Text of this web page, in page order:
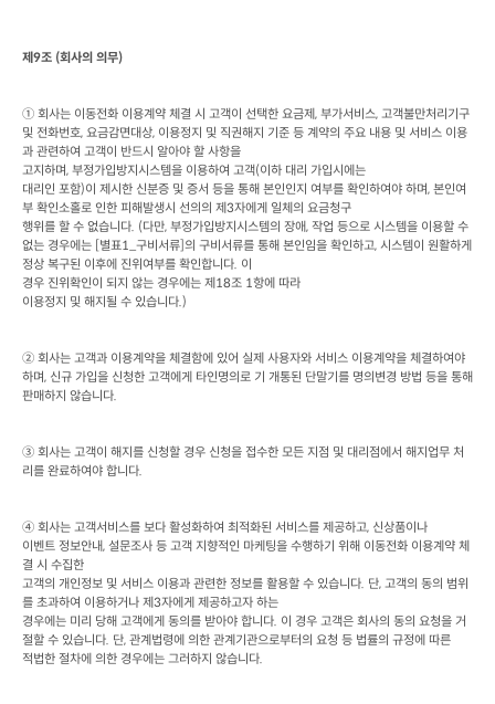
제 9조 (회사의 의무)
① 회사는 이동전화 이용계약 체결 시 고객이 선택한 요금제 , 부가서비스, 고객불만처리기구
및 전화번호, 요금감면대상, 이용정지 및 직권해지 기준 등 계약의 주요 내용 및 서비스 이용
과 관련하여 고객이 반드시 알아야 할 사항을
고지하며, 부정가입방지시스템을 이용하여 고객(이하 대리 가입시에는
대리인 포함)이 제시한 신분증 및 증서 등을 통해 본인인지 여부를 확인하여야 하며, 본인여
부 확인소홀로 인한 피해발생시 선의의 제 3자에게 일체의 요금청구
행위를 할 수 없습니다. (다만, 부정가입방지시스템의 장애, 작업 등으로 시스템을 이용할 수
없는 경우에는 별표1_ 구비서류 의 구비서류를 통해 본인임을 확인하고, 시스템이 원활하게
정상 복구된 이후에 진위여부를 확인합니다. 이
경우 진위확인이 되지 않는 경우에는 제 18조 1항에 따라
이용정지 및 해지될 수 있습니다.)
② 회사는 고객과 이용계약을 체결함에 있어 실제 사용자와 서비스 이용계약을 체결하여야
하며, 신규 가입을 신청한 고객에게 타인명의로 기 개통된 단말기를 명의변경 방법 등을 통해
판매하지 않습니다.
③ 회사는 고객이 해지를 신청할 경우 신청을 접수한 모든 지점 및 대리점에서 해지업무 처
리를 완료하여야 합니다.
④ 회사는 고객서비스를 보다 활성화하여 최적화된 서비스를 제공하고, 신상품이나
이벤트 정보안내, 설문조사 등 고객 지향적인 마케팅을 수행하기 위해 이동전화 이용계약 체
결 시 수집한
고객의 개인정보 및 서비스 이용과 관련한 정보를 활용할 수 있습니다. 단, 고객의 동의 범위
를 초과하여 이용하거나 제 3자에게 제공하고자 하는
경우에는 미리 당해 고객에게 동의를 받아야 합니다. 이 경우 고객은 회사의 동의 요청을 거
절할 수 있습니다. 단, 관계법령에 의한 관계기관으로부터의 요청 등 법률의 규정에 따른
적법한 절차에 의한 경우에는 그러하지 않습니다.